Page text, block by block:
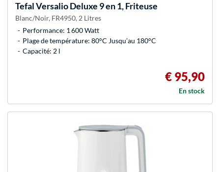
TefalVersalio Deluxe 9 en 1, Friteuse
Blanc/Noir, FR4950, 2 Litres
Performance: 1 600 Watt
Plage de température: 80°C Jusqu’au 180°C
Capacité: 2 l
€ 95,90
En stock